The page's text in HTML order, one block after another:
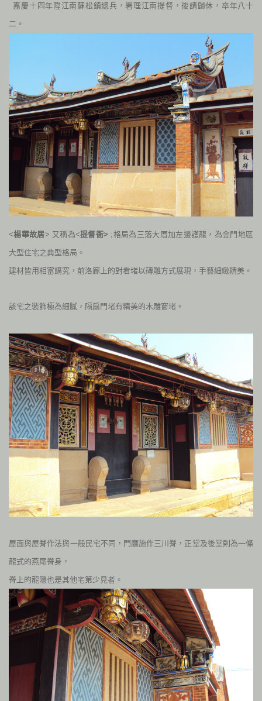
嘉慶十四年陞江南蘇松鎮總兵，署理江南提督，後請歸休，卒年八十
二。
<楊華故居> 又稱為<提督衙> ;格局為三落大厝加左邊護龍，為金門地區
大型住宅之典型格局。
建材皆用相富講究，前洛廊上的對看堵以磚雕方式展現，手藝細緻精美。
該宅之裝飾極為細膩，隔扇門堵有精美的木雕窗堵。
屋面與屋脊作法與一般民宅不同，門廳施作三川脊，正堂及後堂則為一條
龍式的燕尾脊身，
脊上的龍隱也是其他宅第少見者。